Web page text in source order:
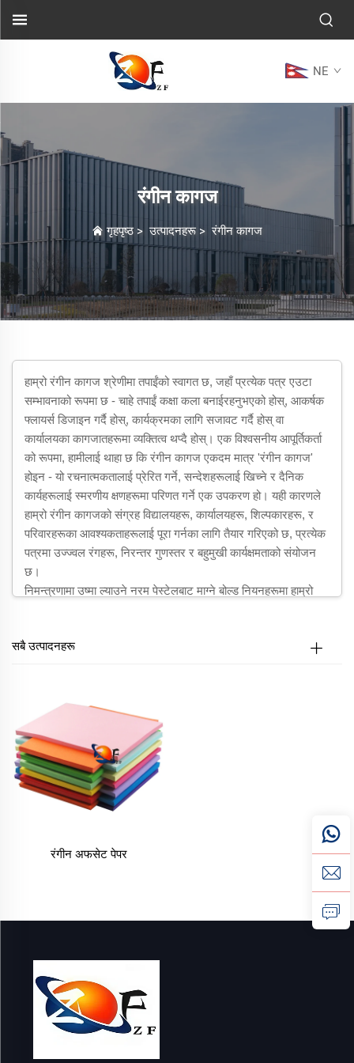
NE
रंगीन कागज
गृहपृष्ठ>उत्पादनहरू >रंगीन कागज
हाम्रो रंगीन कागज श्रेणीमा तपाईंको स्वागत छ, जहाँ प्रत्येक पत्र एउटा
सम्भावनाको रूपमा छ - चाहे तपाईं कक्षा कला बनाईरहनुभएको होस्, आकर्षक
फ्लायर्स डिजाइन गर्दै होस्, कार्यक्रमका लागि सजावट गर्दै होस् वा
कार्यालयका कागजातहरूमा व्यक्तित्व थप्दै होस्। एक विश्वसनीय आपूर्तिकर्ता
को रूपमा, हामीलाई थाहा छ कि रंगीन कागज एकदम मात्र 'रंगीन कागज'
होइन - यो रचनात्मकतालाई प्रेरित गर्ने, सन्देशहरूलाई खिच्ने र दैनिक
कार्यहरूलाई स्मरणीय क्षणहरूमा परिणत गर्ने एक उपकरण हो। यही कारणले
हाम्रो रंगीन कागजको संग्रह विद्यालयहरू, कार्यालयहरू, शिल्पकारहरू, र
परिवारहरूका आवश्यकताहरूलाई पूरा गर्नका लागि तैयार गरिएको छ, प्रत्येक
पत्रमा उज्ज्वल रंगहरू, निरन्तर गुणस्तर र बहुमुखी कार्यक्षमताको संयोजन
छ।
निमन्त्रणामा उष्मा ल्याउने नरम पेस्टेलबाट माग्ने बोल्ड नियनहरूमा हाम्रो
रंगाई, वा पातलो पानाहरूले प्रभाव नष्ट गर्न सक्छ। यसैले हामी गुणस्तरलाई
पछि पनि स्पष्ट रहन्छ। तपाईंलाई विद्यालयको कला वर्गको लागि बल्क प्याकको
आवश्यकता हुन सक्छ, घरेलु शिल्पको लागि साना बन्डलहरू, वा व्यापारिक
प्रचारका लागि विशेष पत्रहरू, हाम्रो रंगीन कागज श्रेणीमा तपाईंको
विचारहरू जीवनमा ल्याउनका लागि सही रंग र विशिष्टताहरू छन्।
हाम्रो रंगीन कागजका प्रमुख फाइदाहरू
दीर्घकालीन प्रभावको लागि स्पष्ट, फेड-प्रतिरोधी रंगहरू
समयको साथै फिक्का पर्न जान्छ, हाम्रो कागजले उच्च गुणस्तरीय, फिक्का
नहुने रंगहरू प्रयोग गर्दछ जसले कागजका तन्तुहरूमा रंगलाई स्थिर राख्छ।
शीटहरूको प्रयोग गरेर बनाइएको कार्यकलाप परियोजना प्रदर्शन गर्दा
फिक्का हुँदैन, र हाम्रो बोल्ड रंगको कागजमा मुद्रित व्यवसायिक फ्लायरले
दिनौंदेखि ग्राहकको ब्यागमा परेको अवस्थामा पनि ध्यान आकर्षित गर्छ। हामी
सबै उत्पादनहरू
रंगीन अफसेट पेपर